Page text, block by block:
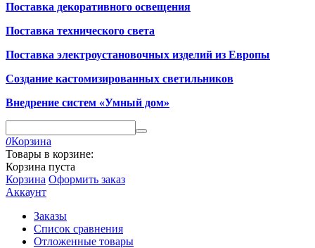
Поставка декоративного освещения
Поставка технического света
Поставка электроустановочных изделий из Европы
Создание кастомизированных светильников
Внедрение систем «Умный дом»
0Корзина
Товары в корзине:
Корзина пуста
Корзина Оформить заказ
Аккаунт
Заказы
Список сравнения
Отложенные товары